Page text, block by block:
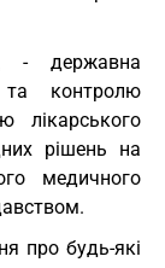
- державна
та контролю
лікарського
рішень на
медичного
про будь-які